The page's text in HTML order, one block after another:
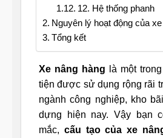
12. Hệ thống phanh
Nguyên lý hoạt động của
Tổng kết
Xe nâng hàng là một
tiện được sử dụng rộng rãi
ngành công nghiệp, kho
dựng hiện nay. Vậy bạn
mắc, cấu tạo của xe